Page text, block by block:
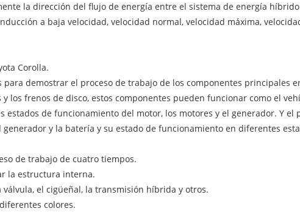
la dirección del flujo de energía entre el sistema de energía
a baja velocidad, velocidad normal, velocidad máxima,
Corolla.
demostrar el proceso de trabajo de los componentes principales
los frenos de disco, estos componentes pueden funcionar como el
de funcionamiento del motor, los motores y el generador. Y
y la batería y su estado de funcionamiento en diferentes
de trabajo de cuatro tiempos.
la estructura interna.
el cigüeñal, la transmisión híbrida y otros.
colores.